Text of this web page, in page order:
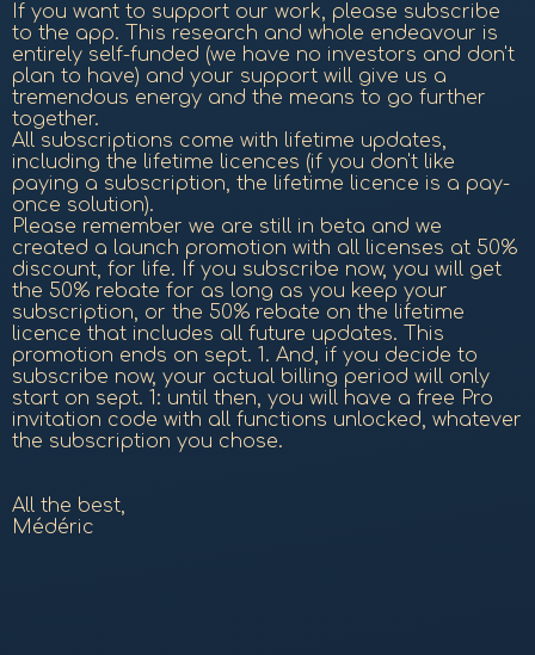
If you want to support our work, please subscribe
to the app. This research and whole endeavour is
entirely self-funded (we have no investors and don't
plan to have) and your support will give us a
tremendous energy and the means to go further
together.
All subscriptions come with lifetime updates,
including the lifetime licences (if you don't like
paying a subscription, the lifetime licence is a pay-
once solution).
Please remember we are still in beta and we
created a launch promotion with all licenses at 50%
discount, for life. If you subscribe now, you will get
the 50% rebate for as long as you keep your
subscription, or the 50% rebate on the lifetime
licence that includes all future updates. This
promotion ends on sept. 1. And, if you decide to
subscribe now, your actual billing period will only
start on sept. 1: until then, you will have a free Pro
invitation code with all functions unlocked, whatever
the subscription you chose.
All the best,
Médéric